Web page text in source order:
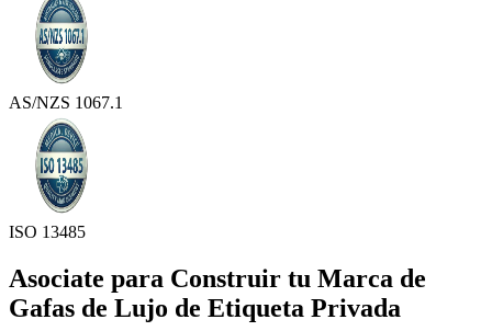
AS/NZS 1067.1
ISO 13485
Asociate para Construir tu Marca de
Gafas de Lujo de Etiqueta Privada